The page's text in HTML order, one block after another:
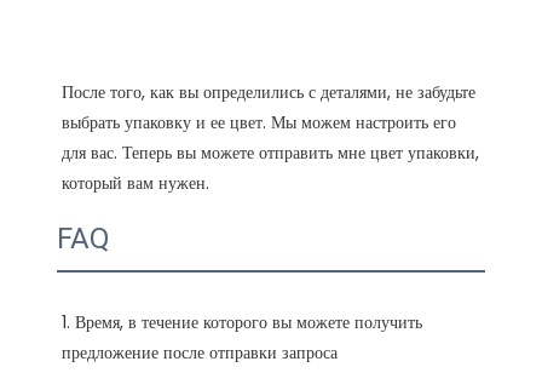
После того, как вы определились с деталями, не забудьте
выбрать упаковку и ее цвет. Мы можем настроить его
для вас. Теперь вы можете отправить мне цвет упаковки,
FAQ
1. Время, в течение которого вы можете получить